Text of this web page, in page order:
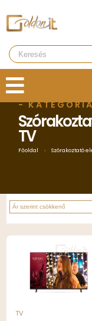
-
TV
Főoldal › Szórakoztató
TV